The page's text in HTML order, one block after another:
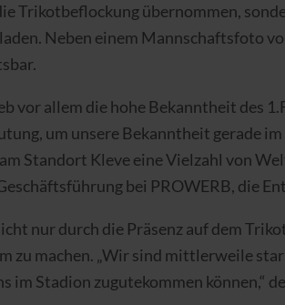
Trikotbeflockung übernommen,
Neben einem Mannschaftsfoto
vor allem die hohe Bekanntheit des
um unsere Bekanntheit gerade
Standort Kleve eine Vielzahl von
bei PROWERB, die
nur durch die Präsenz auf dem
zu machen. „Wir sind mittlerweile
im Stadion zugutekommen können,“